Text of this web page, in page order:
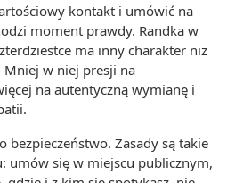
kontakt i umówić na
moment prawdy. Randka w
ma inny charakter niż
w niej presji na
na autentyczną wymianę i
bezpieczeństwo. Zasady są takie
umów się w miejscu publicznym,